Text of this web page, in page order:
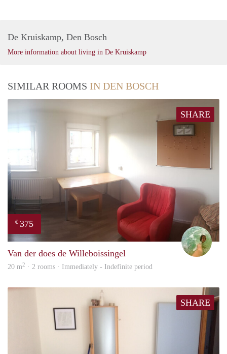
De Kruiskamp, Den Bosch
More information about living in De Kruiskamp
SIMILAR ROOMS IN DEN BOSCH
SHARE
€ 375
Van der does de Willeboissingel
20 m2 · 2 rooms · Immediately - Indefinite period
SHARE